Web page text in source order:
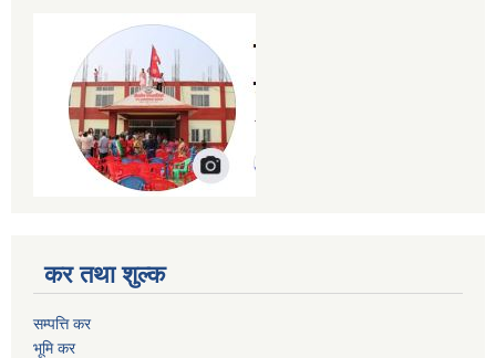
कर तथा शुल्क
सम्पत्ति कर
भूमि कर